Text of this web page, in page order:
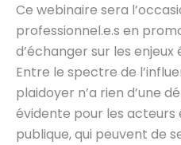
Ce webinaire sera
professionnel.e.s en
d’échanger sur les
Entre le spectre de
plaidoyer n’a rien d’une
évidente pour les
publique, qui peuvent de